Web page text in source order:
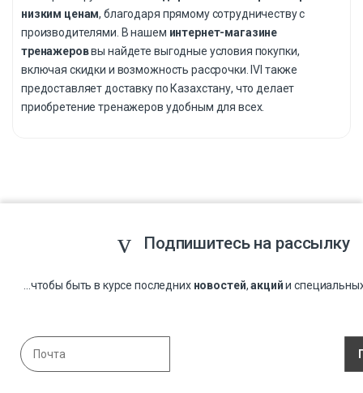
низким ценам, благодаря прямому сотрудничеству с
производителями. В нашем интернет-магазине
тренажероввы найдете выгодные условия покупки,
включая скидки и возможность рассрочки. IVI также
предоставляет доставку по Казахстану, что делает
приобретение тренажеров удобным для всех.
Подпишитесь на рассылку
...чтобы быть в курсе последних новостей,акцийи